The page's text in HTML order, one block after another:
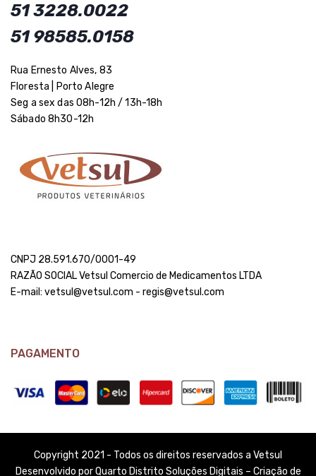
51 3228.0022
51 98585.0158
Rua Ernesto Alves, 83
Floresta | Porto Alegre
Seg a sex das 08h-12h / 13h-18h
Sábado 8h30-12h
CNPJ 28.591.670/0001-49
RAZÃO SOCIAL Vetsul Comercio de Medicamentos LTDA
E-mail: vetsul@vetsul.com - regis@vetsul.com
PAGAMENTO
Copyright 2021 - Todos os direitos reservados a Vetsul
Desenvolvido por Quarto Distrito Soluções Digitais – Criação de